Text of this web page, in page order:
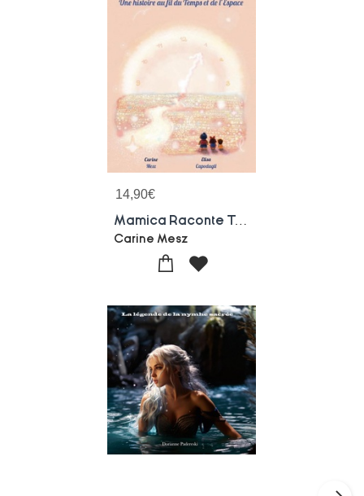
14,90€
Mamica Raconte Tome 5 : Une Histoire Au Fil Du Temps Et De L'espace
Carine Mesz